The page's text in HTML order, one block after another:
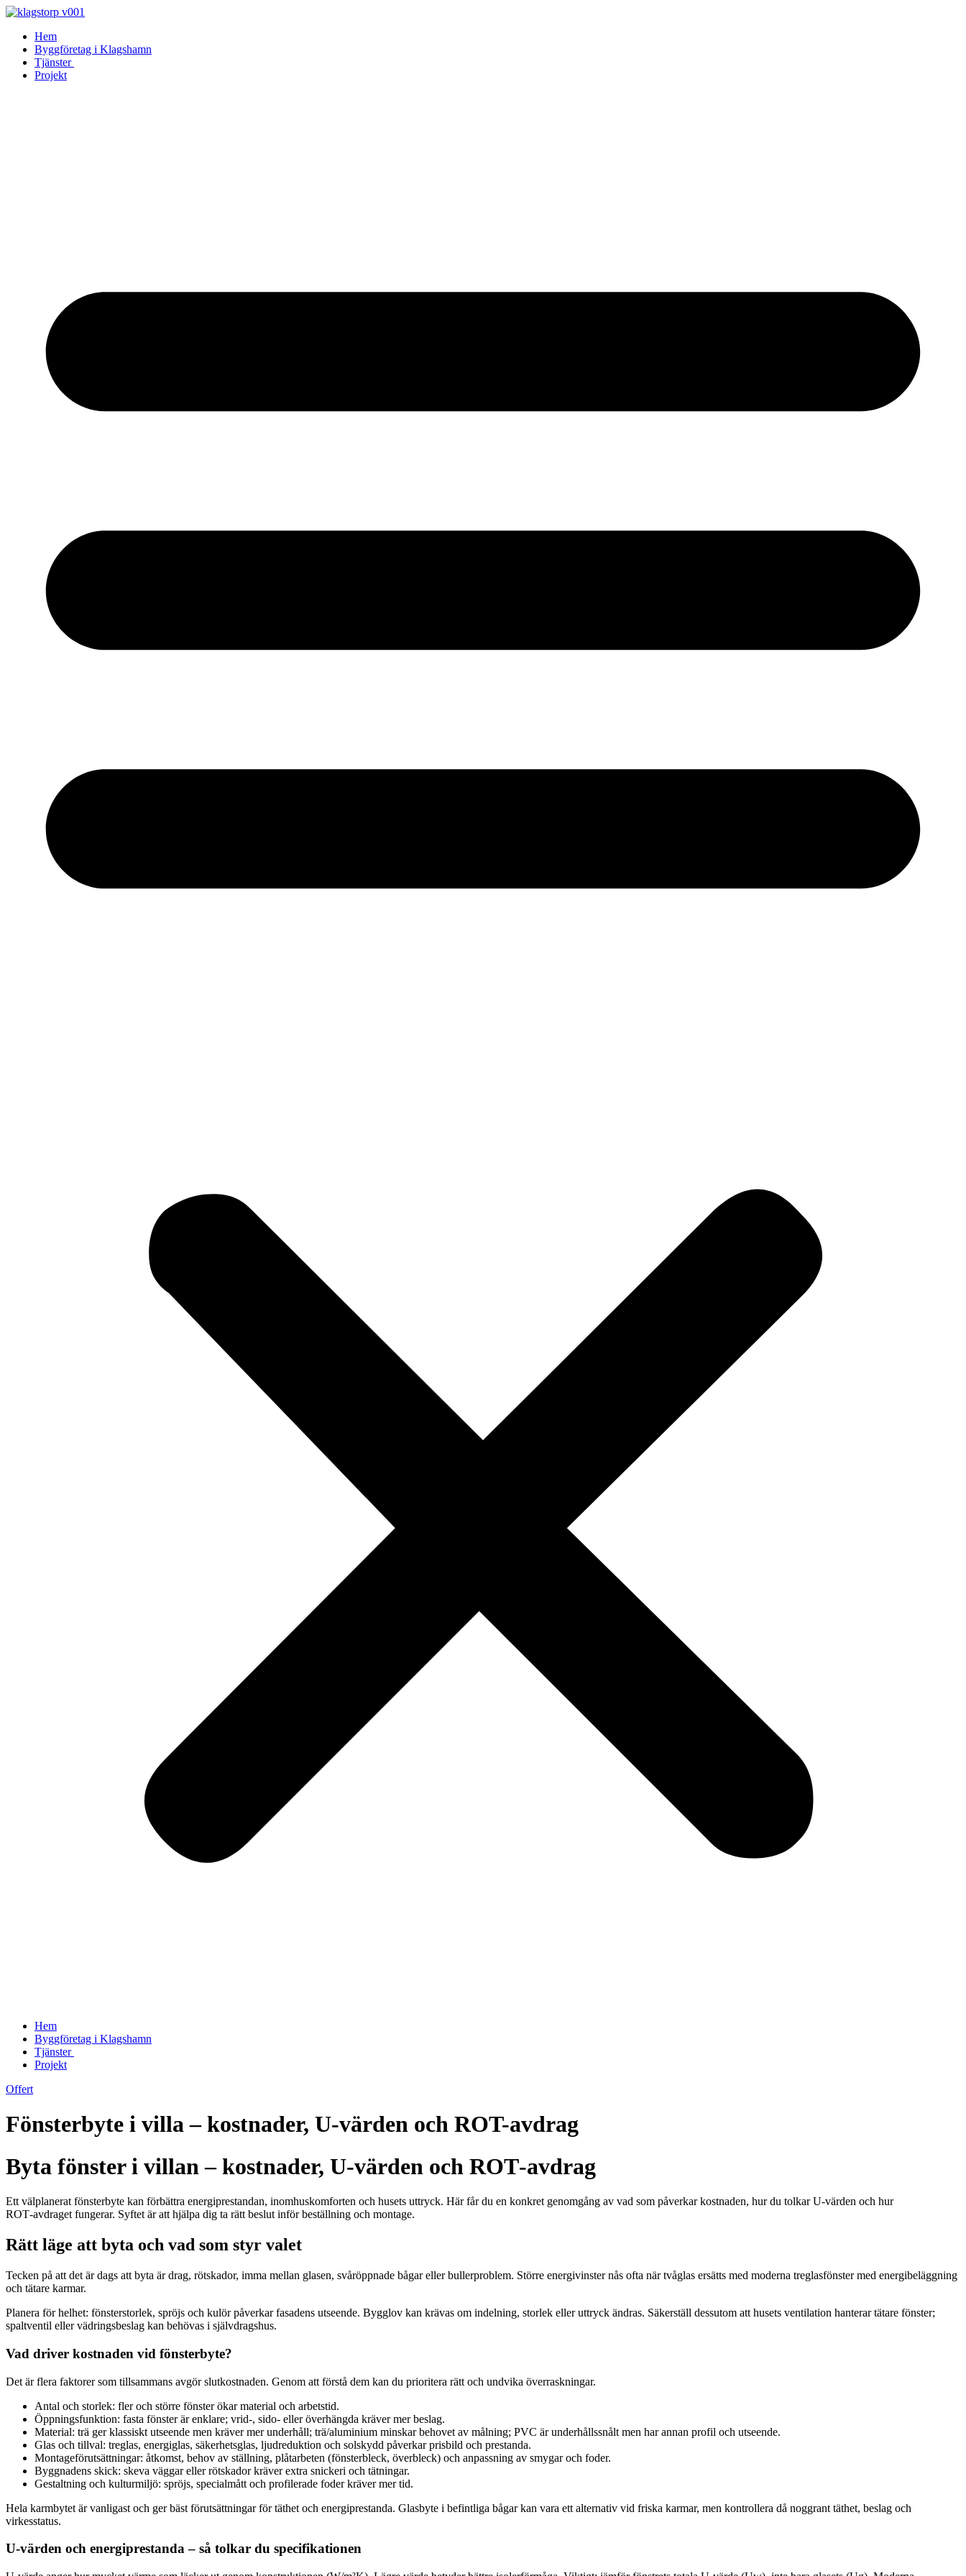
Skip
contentHem
Byggföretag i Klagshamn
Tjänster
Projekt
Hem
Byggföretag i Klagshamn
Tjänster
Projekt
Offert
Fönsterbyte i villa – kostnader, U-värden och ROT-avdrag
Byta fönster i villan – kostnader, U‑värden och ROT‑avdrag
Ett välplanerat fönsterbyte kan förbättra energiprestandan, inomhuskomforten och husets uttryck. Här får du en konkret genomgång av vad som påverkar kostnaden, hur du tolkar U‑värden och hur
ROT‑avdraget fungerar. Syftet är att hjälpa dig ta rätt beslut inför beställning och montage.
Rätt läge att byta och vad som styr valet
Tecken på att det är dags att byta är drag, rötskador, imma mellan glasen, svåröppnade bågar eller bullerproblem. Större energivinster nås ofta när tvåglas ersätts med moderna treglasfönster med energibeläggning
och tätare karmar.
Planera för helhet: fönsterstorlek, spröjs och kulör påverkar fasadens utseende. Bygglov kan krävas om indelning, storlek eller uttryck ändras. Säkerställ dessutom att husets ventilation hanterar tätare fönster;
spaltventil eller vädringsbeslag kan behövas i självdragshus.
Vad driver kostnaden vid fönsterbyte?
Det är flera faktorer som tillsammans avgör slutkostnaden. Genom att förstå dem kan du prioritera rätt och undvika överraskningar.
Antal och storlek: fler och större fönster ökar material och arbetstid.
Öppningsfunktion: fasta fönster är enklare; vrid-, sido- eller överhängda kräver mer beslag.
Material: trä ger klassiskt utseende men kräver mer underhåll; trä/aluminium minskar behovet av målning; PVC är underhållssnålt men har annan profil och utseende.
Glas och tillval: treglas, energiglas, säkerhetsglas, ljudreduktion och solskydd påverkar prisbild och prestanda.
Montageförutsättningar: åtkomst, behov av ställning, plåtarbeten (fönsterbleck, överbleck) och anpassning av smygar och foder.
Byggnadens skick: skeva väggar eller rötskador kräver extra snickeri och tätningar.
Gestaltning och kulturmiljö: spröjs, specialmått och profilerade foder kräver mer tid.
Hela karmbytet är vanligast och ger bäst förutsättningar för täthet och energiprestanda. Glasbyte i befintliga bågar kan vara ett alternativ vid friska karmar, men kontrollera då noggrant täthet, beslag och
virkesstatus.
U‑värden och energiprestanda – så tolkar du specifikationen